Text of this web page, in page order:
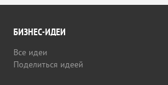
БИЗНЕС-ИДЕИ
Все идеи
Поделиться идеей